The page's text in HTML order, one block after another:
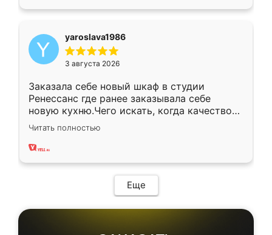
yaroslava1986
3 августа 2026
Заказала себе новый шкаф в студии
Ренессанс где ранее заказывала себе
новую кухню.Чего искать, когда качеством
вполне довольна. Служит кухня уже почти
два года, нареканий нет.
Читать полностью
Еще